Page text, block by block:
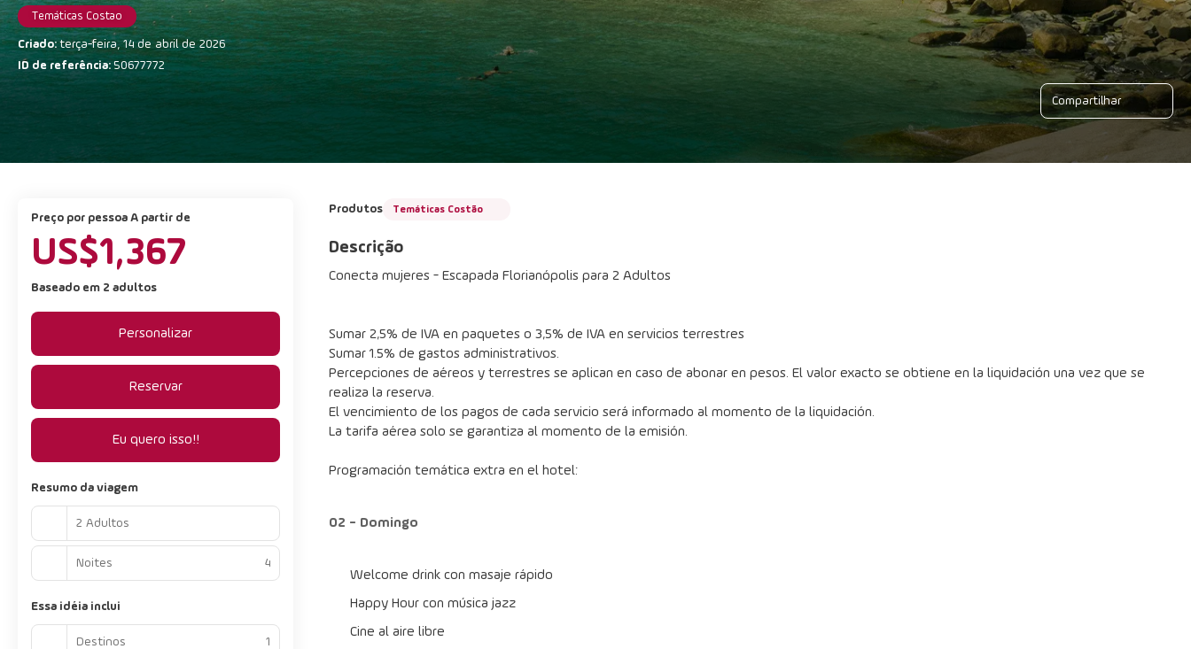
Temáticas Costao
Criado:terça-feira, 14 de abril de 2026
ID de referência: 50677772
Compartilhar
Produtos Temáticas Costão
Descrição
Conecta mujeres - Escapada Florianópolis para 2 Adultos
Sumar 2,5% de IVA en paquetes o 3,5% de IVA en servicios terrestres
Sumar 1.5% de gastos administrativos.
Percepciones de aéreos y terrestres se aplican en caso de abonar en pesos. El valor exacto se obtiene en la liquidación una vez que se
realiza la reserva.
El vencimiento de los pagos de cada servicio será informado al momento de la liquidación.
La tarifa aérea solo se garantiza al momento de la emisión.
Programación temática extra en el hotel:
02 - Domingo
Welcome drink con masaje rápido
Happy Hour con música jazz
Cine al aire libre
preço por pessoa A partir de
US$1,367
Baseado em 2 adultos
Personalizar
Reservar
Eu quero isso!!
Resumo da viagem
2 Adultos
Noites 4
Essa idéia inclui
Destinos 1